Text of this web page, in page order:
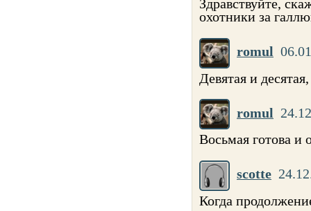
Здравствуйте,
охотники за
romul
Девятая и
romul
Восьмая готова и
scotte
Когда